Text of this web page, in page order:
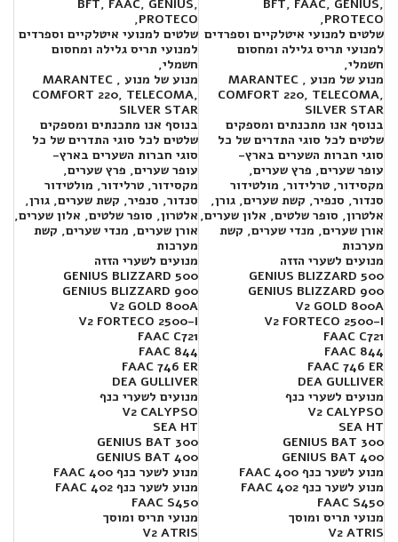
BFT, FAAC, GENIUS,
PROTECO,
שלטים למנועי איטלקיים וספרדים
למנועי תריס גלילה ומחסום
חשמלי,
מנוע של מנוע , MARANTEC
COMFORT 220, TELECOMA,
SILVER STAR
בנוסף אנו מתכנתים ומספקים
שלטים לכל סוגי התדרים של כל
סוגי חברות השערים בארץ-
עופר שערים, פרץ שערים,
מקסידור, טרלידור, מולטידור
סנדור, סנפיר, קשת שערים, גורן,
אלטרון, סופר שלטים, אלון שערים,
אורן שערים, מנדי שערים, קשת
מערכות
מנועים לשערי הזזה
GENIUS BLIZZARD 500
GENIUS BLIZZARD 900
V2 GOLD 800A
V2 FORTECO 2500-I
FAAC C721
FAAC 844
FAAC 746 ER
DEA GULLIVER
מנועים לשערי כנף
V2 CALYPSO
SEA HT
300 GENIUS BAT
400 GENIUS BAT
מנוע לשער כנף FAAC 400
מנוע לשער כנף FAAC 402
FAAC S450
מנועי תריס ומוסך
V2 ATRIS
BFT, FAAC, GENIUS,
PROTECO,
שלטים למנועי איטלקיים וספרדים
למנועי תריס גלילה ומחסום
חשמלי,
מנוע של מנוע , MARANTEC
COMFORT 220, TELECOMA,
SILVER STAR
בנוסף אנו מתכנתים ומספקים
שלטים לכל סוגי התדרים של כל
סוגי חברות השערים בארץ-
עופר שערים, פרץ שערים,
מקסידור, טרלידור, מולטידור
סנדור, סנפיר, קשת שערים, גורן,
אלטרון, סופר שלטים, אלון שערים,
אורן שערים, מנדי שערים, קשת
מערכות
מנועים לשערי הזזה
GENIUS BLIZZARD 500
GENIUS BLIZZARD 900
V2 GOLD 800A
V2 FORTECO 2500-I
FAAC C721
FAAC 844
FAAC 746 ER
DEA GULLIVER
מנועים לשערי כנף
V2 CALYPSO
SEA HT
300 GENIUS BAT
400 GENIUS BAT
מנוע לשער כנף FAAC 400
מנוע לשער כנף FAAC 402
FAAC S450
מנועי תריס ומוסך
V2 ATRIS